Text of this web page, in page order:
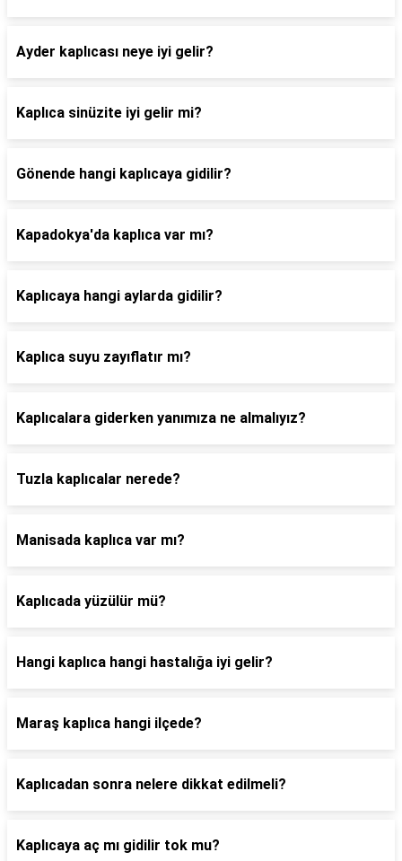
Ayder kaplıcası neye iyi gelir?
Kaplıca sinüzite iyi gelir mi?
Gönende hangi kaplıcaya gidilir?
Kapadokya'da kaplıca var mı?
Kaplıcaya hangi aylarda gidilir?
Kaplıca suyu zayıflatır mı?
Kaplıcalara giderken yanımıza ne almalıyız?
Tuzla kaplıcalar nerede?
Manisada kaplıca var mı?
Kaplıcada yüzülür mü?
Hangi kaplıca hangi hastalığa iyi gelir?
Maraş kaplıca hangi ilçede?
Kaplıcadan sonra nelere dikkat edilmeli?
Kaplıcaya aç mı gidilir tok mu?